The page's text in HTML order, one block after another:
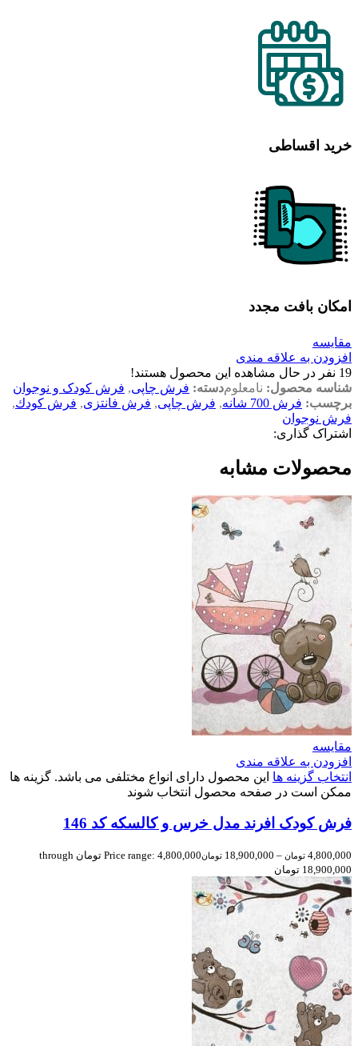
خرید اقساطی
امکان بافت مجدد
مقایسه
افزودن به علاقه مندی
19 نفر در حال مشاهده این محصول هستند!
شناسه محصول: نامعلومدسته: فرش چاپی, فرش کودک و نوجوان
برچسب: فرش 700 شانه , فرش چاپی, فرش فانتزی, فرش كودك,
فرش نوجوان
اشتراک گذاری:
محصولات مشابه
مقایسه
افزودن به علاقه مندی
انتخاب گزینه ها این محصول دارای انواع مختلفی می باشد. گزینه ها
ممکن است در صفحه محصول انتخاب شوند
فرش کودک افرند مدل خرس و کالسکه کد 146
4,800,000 تومان –
18,900,000 تومان
Price range: 4,800,000 تومان through
18,900,000 تومان